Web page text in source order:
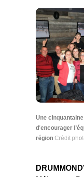
Une
d'encourager
région Crédit